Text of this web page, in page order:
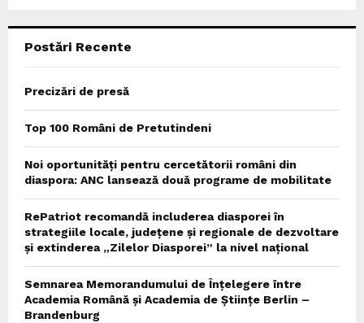
Postări Recente
Precizări de presă
Top 100 Români de Pretutindeni
Noi oportunități pentru cercetătorii români din
diaspora: ANC lansează două programe de mobilitate
RePatriot recomandă includerea diasporei în
strategiile locale, județene și regionale de dezvoltare
și extinderea „Zilelor Diasporei” la nivel național
Semnarea Memorandumului de Înțelegere între
Academia Română și Academia de Științe Berlin –
Brandenburg